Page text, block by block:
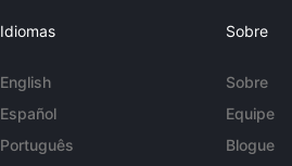
Idiomas
English
Español
Português
Sobre
Sobre
Equipe
Blogue